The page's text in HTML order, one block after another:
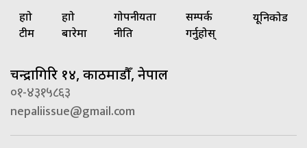
हाम्रो
टीम
हाम्रो
बारेमा
गोपनीयता
नीति
सम्पर्क
गर्नुहोस्
यूनिकोड
चन्द्रागिरि १४, काठमाडौँ, नेपाल
०१-४३१५८६३
nepaliissue@gmail.com